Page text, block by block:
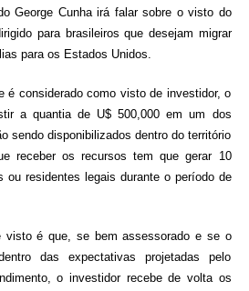
George Cunha irá falar sobre o visto do
para brasileiros que desejam migrar
para os Estados Unidos.
é considerado como visto de investidor, o
a quantia de U$ 500,000 em um dos
sendo disponibilizados dentro do território
receber os recursos tem que gerar 10
ou residentes legais durante o período de
visto é que, se bem assessorado e se o
das expectativas projetadas pelo
o investidor recebe de volta os